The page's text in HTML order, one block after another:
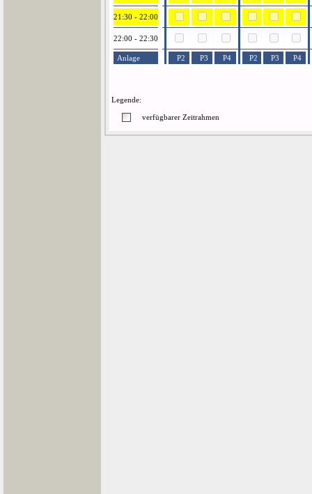
21:30 - 22:00
22:00 - 22:30
Anlage P2 P3 P4 P2 P3 P4
Legende:
verfügbarer Zeitrahmen